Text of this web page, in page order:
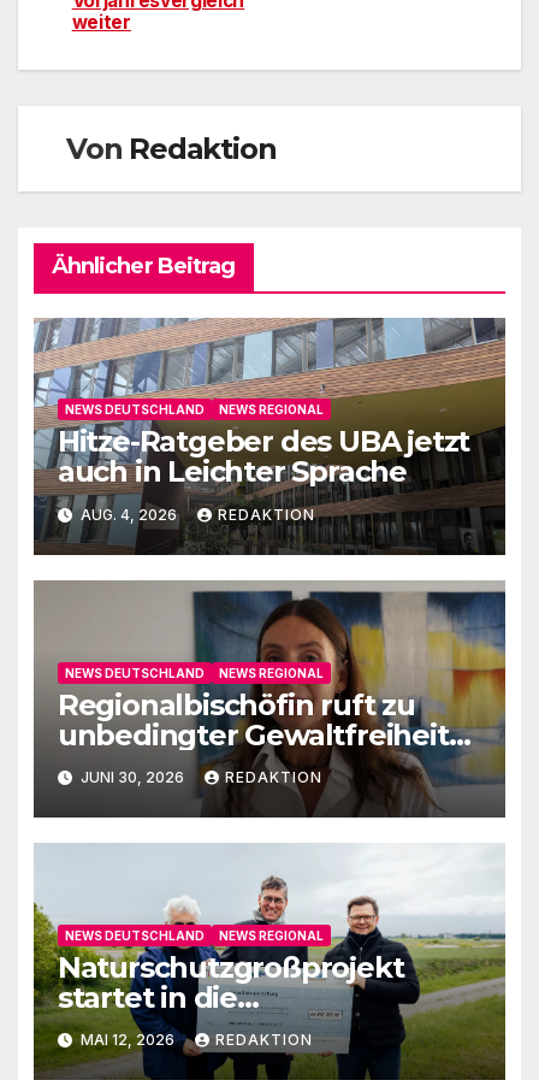
weiter
Von Redaktion
Ähnlicher Beitrag
NEWS DEUTSCHLAND NEWS REGIONAL
Hitze-Ratgeber des UBA jetzt
auch in Leichter Sprache
AUG. 4, 2026 REDAKTION
NEWS DEUTSCHLAND NEWS REGIONAL
Regionalbischöfin ruft zu
unbedingter Gewaltfreiheit
aufJUNI 30, 2026 REDAKTION
NEWS DEUTSCHLAND NEWS REGIONAL
Naturschutzgroßprojekt
startet in die
Umsetzungsphase
MAI 12, 2026 REDAKTION